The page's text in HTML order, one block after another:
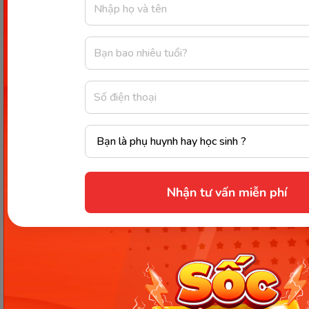
Nhận tư vấn miễn phí
dụng những đồ vật đó.
Kỹ năng phòng vệ trước nguy
tạp, kỹ năng sống cho trẻ 7 tuổi về cách phòng vệ
trước nguy hiểm là vô cùng quan trọng.Trẻ con
như những tờ giấy trắng, rất ngây thơ và trong
sáng.Vì vậy mà có thể trẻ chưa hiểu được thế nào là
Cha mẹ có thể đưa bé đến những lớp học kỹ năng
sống để bé biết thế nào là nguy hiểm.Tại đây, thầy
cô sẽ giải thích cho con các tình huống nguy
hiểm.Sau đó sẽ hướng dẫn cho trẻ những phương